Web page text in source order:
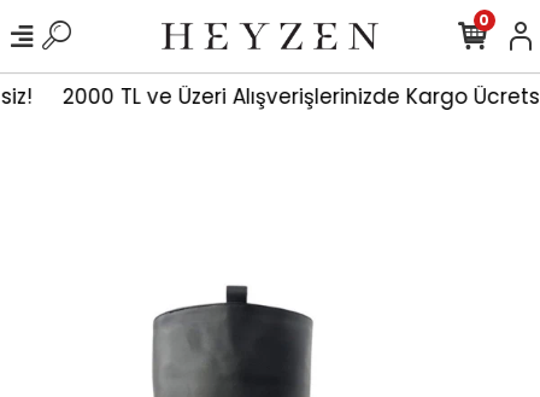
2000 TL ve Üzeri Alışverişlerinizde Kargo
0